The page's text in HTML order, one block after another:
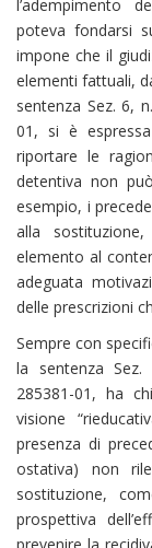
l’adempimento
poteva fondarsi
impone che il
elementi fattuali,
sentenza Sez. 6,
01, si è
riportare le
detentiva non
esempio, i
alla
elemento al
adeguata
delle prescrizioni
Sempre con
la sentenza Sez.
285381-01, ha
visione
presenza di
ostativa) non
sostituzione,
prospettiva